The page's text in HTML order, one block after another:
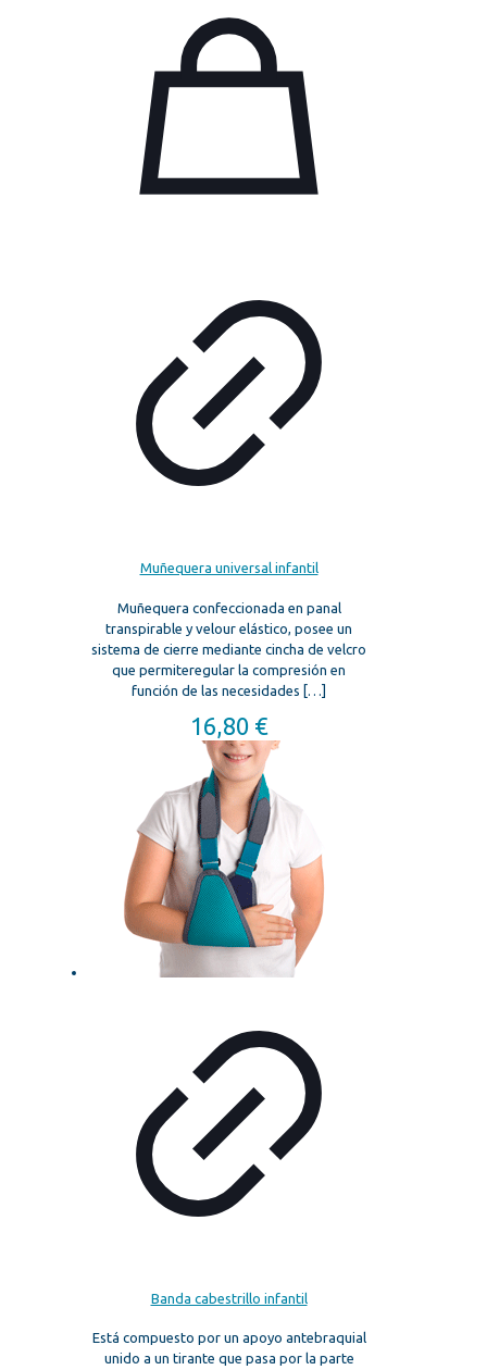
Muñequera universal infantil
Muñequera confeccionada en panal
transpirable y velour elástico, posee un
sistema de cierre mediante cincha de velcro
que permiteregular la compresión en
función de las necesidades […]
16,80 €
Banda cabestrillo infantil
Está compuesto por un apoyo antebraquial
unido a un tirante que pasa por la parte